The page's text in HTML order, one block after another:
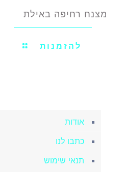
מצנח רחיפה באילת
להזמנות
אודות
כתבו לנו
תנאי שימוש